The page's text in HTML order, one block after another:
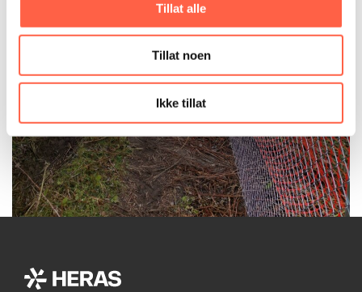
Tillat alle
Tillat noen
Ikke tillat